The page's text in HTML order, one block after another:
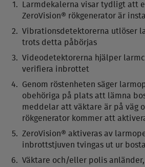
Larmdekalerna visar tydligt att
ZeroVision® rökgenerator är
Vibrationsdetektorerna utlöser
trots detta påbörjas
Videodetektorerna hjälper
verifiera inbrottet
Genom röstenheten säger
obehöriga på plats att lämna
meddelar att väktare är på väg
rökgenerator kommer att
ZeroVision® aktiveras av
inbrottstjuven tvingas ut ur
Väktare och/eller polis